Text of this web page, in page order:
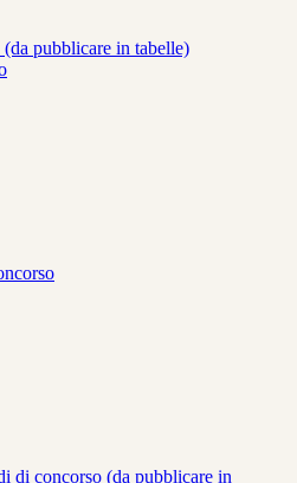
pubblicare in tabelle)
di concorso (da pubblicare in